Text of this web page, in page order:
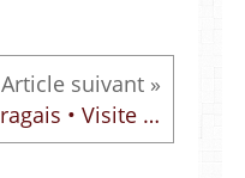
Montbrun Lauragais • Visite du moulin